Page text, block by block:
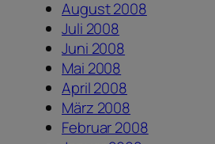
August 2008
Juli 2008
Juni 2008
Mai 2008
April 2008
März 2008
Februar 2008